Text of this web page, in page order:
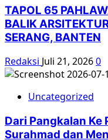
TAPOL 65
BALIK
SERANG, BANTEN
Redaksi Juli 21, 20260
Uncategorized
Dari Pangkalan Ke
Surahmad dan